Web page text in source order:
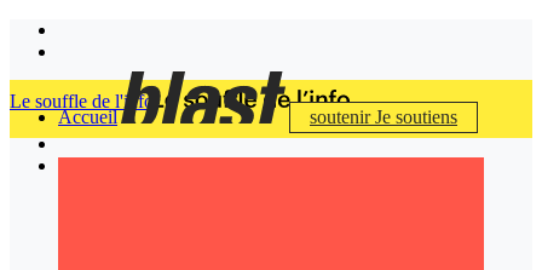
Accueil soutenirJe soutiens
Le souffle de l'info